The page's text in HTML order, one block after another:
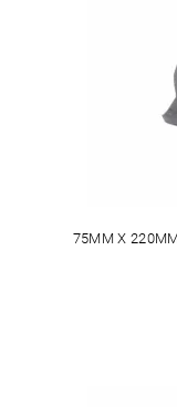
75MM X